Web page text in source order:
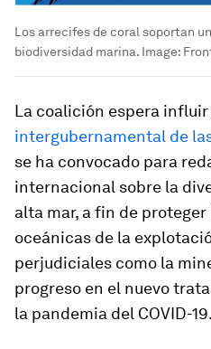
Los arrecifes de coral soportan
biodiversidad marina. Image:
La coalición espera influir
intergubernamental de
se ha convocado para
internacional sobre la
alta mar, a fin de
oceánicas de la
perjudiciales como la
progreso en el nuevo
la pandemia del COVID-19.